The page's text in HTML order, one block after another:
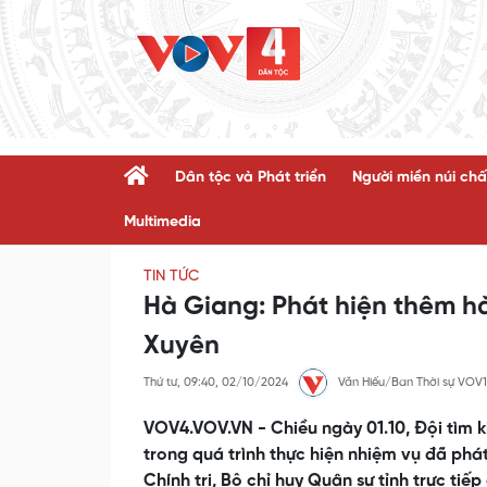
Dân tộc và Phát triển Người miền núi
Multimedia
TIN TỨC
Hà Giang: Phát hiện thêm
Xuyên
Thứ tư, 09:40, 02/10/2024 Văn Hiếu/Ban Thời sự VOV1
VOV4.VOV.VN - Chiều ngày 01.10, Đội
trong quá trình thực hiện nhiệm vụ đã
Chính trị, Bộ chỉ huy Quân sự tỉnh trực